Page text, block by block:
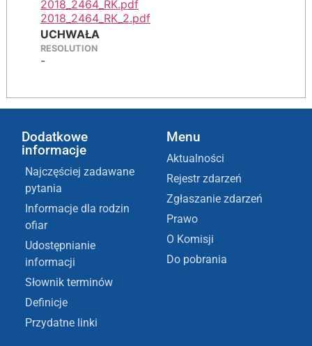
2018_2464_RK.pdf
2018_2464_RK_2.pdf
UCHWAŁA
RESOLUTION
-
Dodatkowe
informacje
Najczęściej zadawane
pytania
Informacje dla rodzin
ofiar
Udostępnianie
informacji
Słownik terminów
Definicje
Przydatne linki
Menu
Aktualności
Rejestr zdarzeń
Zgłaszanie zdarzeń
Prawo
O Komisji
Do pobrania